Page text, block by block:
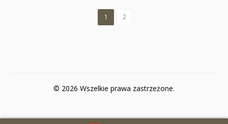
1 2
© 2026 Wszelkie prawa zastrzeżone.